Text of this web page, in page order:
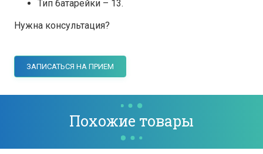
Тип батарейки – 13.
Нужна консультация?
ЗАПИСАТЬСЯ НА ПРИЕМ
Похожие товары